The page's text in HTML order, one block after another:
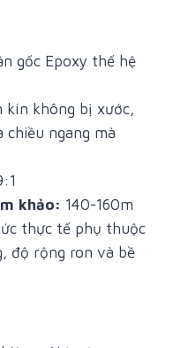
gốc Epoxy thế hệ
kín không bị xước,
chiều ngang mà
khảo: 140-160m
thực tế phụ thuộc
độ rộng ron và bề